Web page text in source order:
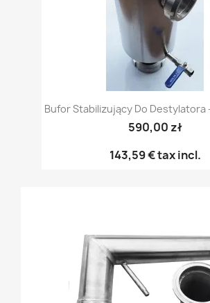
Bufor Stabilizujący Do Destylatora
590,00 zł
143,59 €tax incl.